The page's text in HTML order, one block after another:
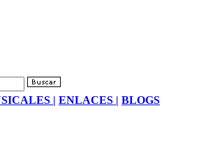
| ENLACES | BLOGS